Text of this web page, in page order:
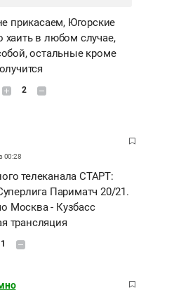
прикасаем, Югорские
в любом случае,
остальные кроме
2
00:28
телеканала СТАРТ:
Париматч 20/21.
Москва - Кузбасс
трансляция
1